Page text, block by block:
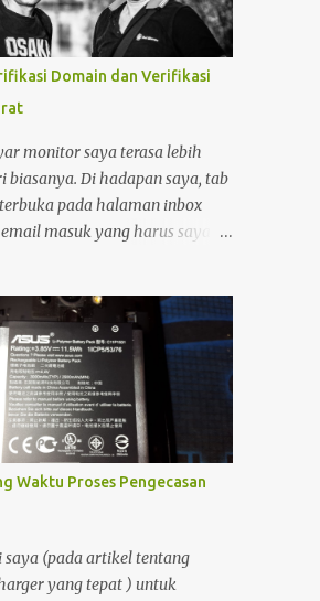
dan mempublishnya ke
yang saya miliki,
foto dari kamera DSLR
Storage maupun backup ke
benar-benar sudah
hidup saya. Namun
sangat sulit untuk
mana. Dan perlu diingat
UPS sangat minim sekali.
itulah saya masih
Notebook sebagai
produktifitas dan kreatifitas
adanya notebook, maka saya
prod...
Domain dan Verifikasi
monitor saya terasa lebih
biasanya. Di hadapan saya, tab
pada halaman inbox
masuk yang harus saya
yang cukup menyita perhatian.
pengelola blog, domain bukan
digital, melainkan identitas
bagi pikiran-pikiran yang kita
dan Freddy Mungkin karena
garis-garis di kening saya
Suasana ruangan yang
setiap ketukan jari di atas
seperti detak jam yang
Di tengah keseriusan itu,
terbuka. Seorang kawan
Waktu Proses Pengecasan
saya (pada artikel tentang
yang tepat ) untuk